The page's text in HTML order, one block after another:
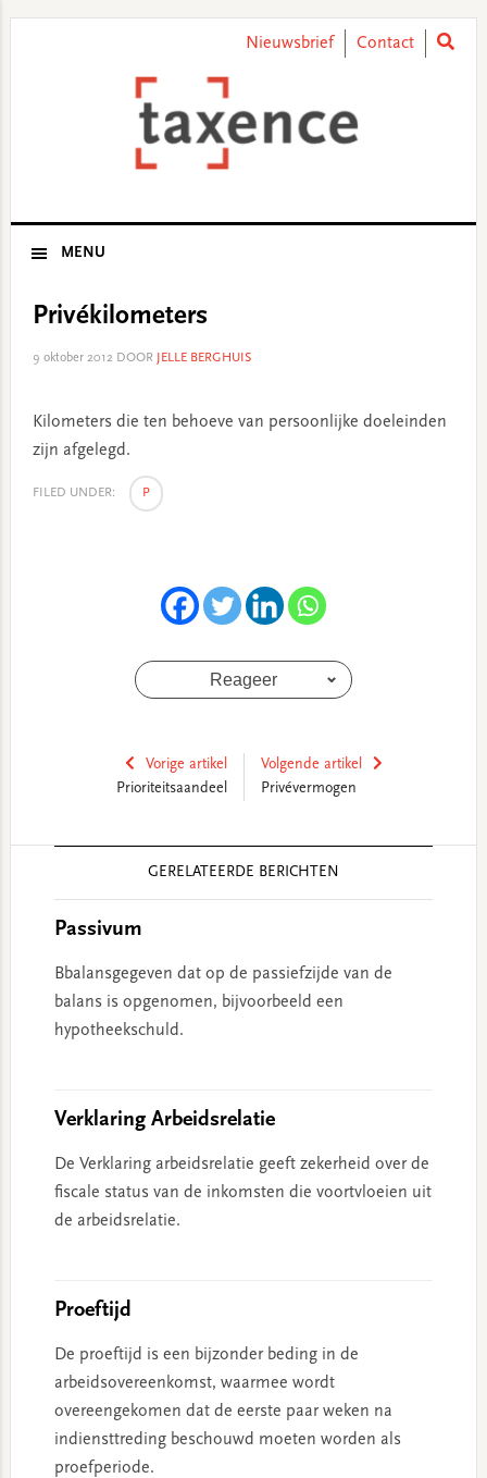
Nieuwsbrief Contact
MENU
Privékilometers
9 oktober 2012DOOR JELLE BERGHUIS
Kilometers die ten behoeve van persoonlijke doeleinden
zijn afgelegd.
FILED UNDER: P
Reageer
Vorige artikel
Prioriteitsaandeel
Volgende artikel
Privévermogen
GERELATEERDE BERICHTEN
Passivum
Bbalansgegeven dat op de passiefzijde van de
balans is opgenomen, bijvoorbeeld een
hypotheekschuld.
Verklaring Arbeidsrelatie
De Verklaring arbeidsrelatie geeft zekerheid over de
fiscale status van de inkomsten die voortvloeien uit
de arbeidsrelatie.
Proeftijd
De proeftijd is een bijzonder beding in de
arbeidsovereenkomst, waarmee wordt
overeengekomen dat de eerste paar weken na
indiensttreding beschouwd moeten worden als
proefperiode.